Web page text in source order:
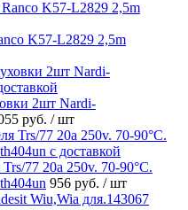
K57-L2829 2,5m
2шт Nardi-
руб. / шт
77 20a 250v. 70-90°C.
956 руб. / шт